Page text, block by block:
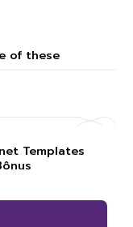
of these
Templates